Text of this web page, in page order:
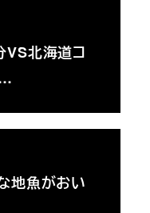
VS北海道コ
地魚がおい